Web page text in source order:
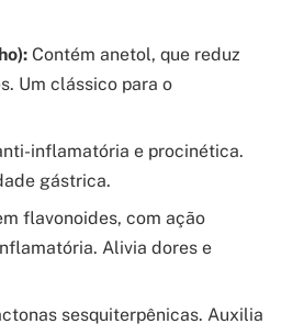
Contém anetol, que reduz
Um clássico para o
inflamatória e procinética.
gástrica.
flavonoides, com ação
Alivia dores e
sesquiterpênicas. Auxilia